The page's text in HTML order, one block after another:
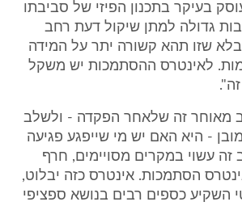
בעיקר בתכנון הפיזי של סביבתו
גדולה למתן שיקול דעת רחב
שזו תהא קשורה יתר על המידה
לאינטרס ההסתמכות יש משקל
מאוחר זה שלאחר הפקדה - ולשלב
- היא האם יש מי שייפגע פגיעה
עשוי במקרים מסויימים, חרף
הסתמכות. אינטרס כזה יבלוט,
השקיע כספים רבים בנושא ספציפי